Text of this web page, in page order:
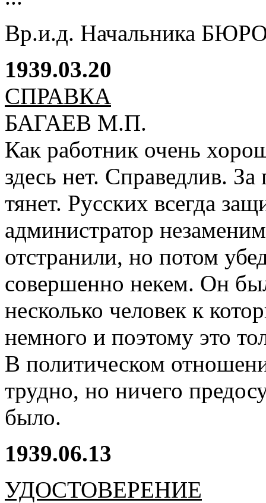
Вр.и.д. Начальника
1939.03.20
СПРАВКА
БАГАЕВ М.П.
Как работник очень
здесь нет. Справедлив.
тянет. Русских всегда
администратор
отстранили, но потом
совершенно некем. Он
несколько человек к
немного и поэтому это
В политическом
трудно, но ничего
было.
1939.06.13
УДОСТОВЕРЕНИЕ